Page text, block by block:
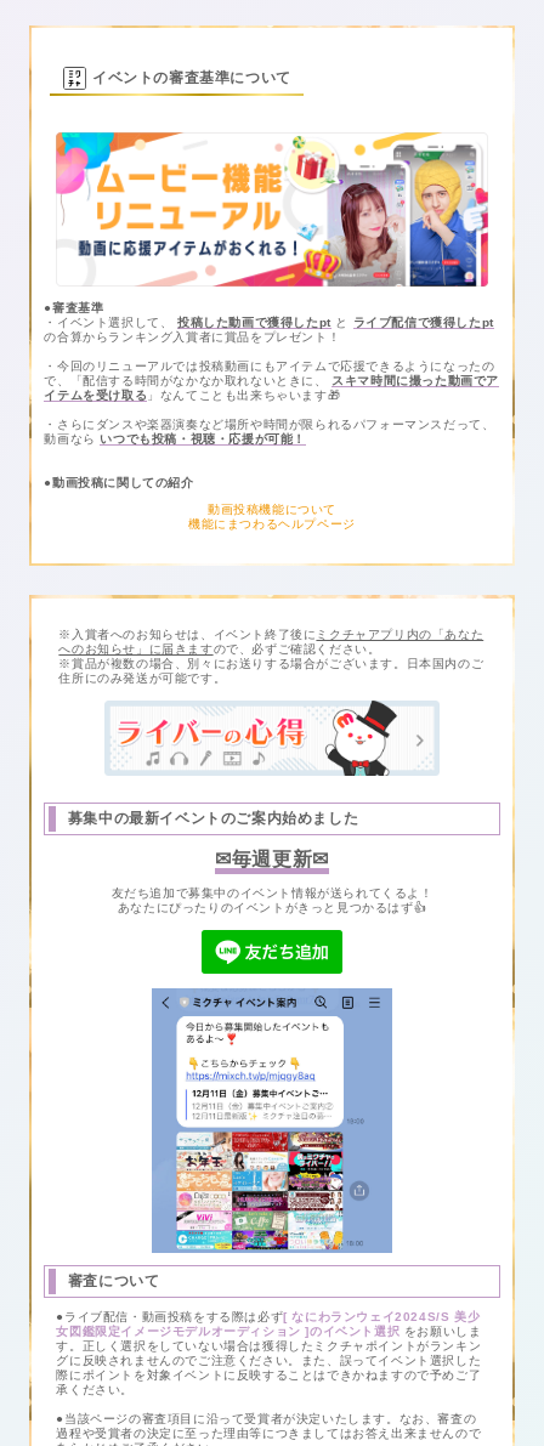
イベントの審査基準について
●審査基準
・イベント選択して、 投稿した動画で獲得したpt と
ライブ配信で獲得したpt
の合算からランキング入賞者に賞品をプレゼント！
・今回のリニューアルでは投稿動画にもアイテムで応援できるようになったの
で、「配信する時間がなかなか取れないときに、 スキマ時間に撮った動画でア
イテムを受け取る 」なんてことも出来ちゃいます🎁
・さらにダンスや楽器演奏など場所や時間が限られるパフォーマンスだって、
動画なら いつでも投稿・視聴・応援が可能！
●動画投稿に関しての紹介
動画投稿機能について
機能にまつわるヘルプページ
※入賞者へのお知らせは、イベント終了後に ミクチャアプリ内の「あなた
へのお知らせ」に届きますので、必ずご確認ください。
※賞品が複数の場合、別々にお送りする場合がございます。日本国内のご
住所にのみ発送が可能です。
募集中の最新イベントのご案内始めました
✉毎週更新✉
友だち追加で募集中のイベント情報が送られてくるよ！
あなたにぴったりのイベントがきっと見つかるはず👍
審査について
●ライブ配信・動画投稿をする際は必ず[ なにわランウェイ2024S/S 美少
女図鑑限定イメージモデルオーディション ]のイベント選択 をお願いしま
す。正しく選択をしていない場合は獲得したミクチャポイントがランキン
グに反映されませんのでご注意ください。また、誤ってイベント選択した
際にポイントを対象イベントに反映することはできかねますので予めご了
承ください。
●当該ページの審査項目に沿って受賞者が決定いたします。なお、審査の
過程や受賞者の決定に至った理由等につきましてはお答え出来ませんので